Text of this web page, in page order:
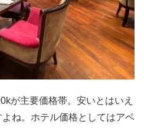
が主要価格帯。安いとはいえ
ね。ホテル価格としてはアベ